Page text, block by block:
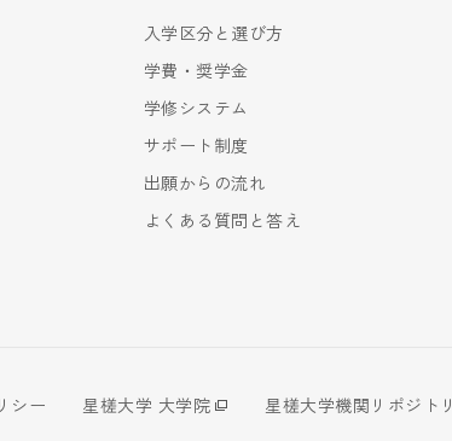
入学区分と選び方
学費・奨学金
学修システム
サポート制度
出願からの流れ
よくある質問と答え
シー 星槎大学 大学院
星槎大学機関リポジトリ